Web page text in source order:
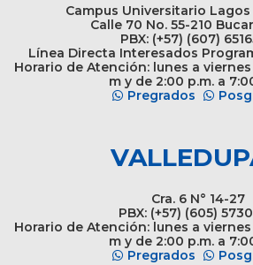
Campus Universitario
Calle 70 No. 55-210
PBX: (+57) (607)
Línea Directa Interesados
Horario de Atención: lunes a viernes
m y de 2:00 p.m. a
Pregrados
Cra. 6 N° 14-27
PBX: (+57) (605)
Horario de Atención: lunes a viernes
m y de 2:00 p.m. a
Pregrados